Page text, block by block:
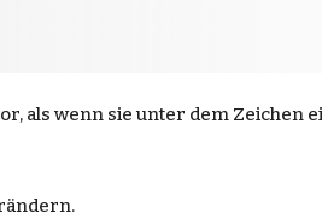
als wenn sie unter dem Zeichen